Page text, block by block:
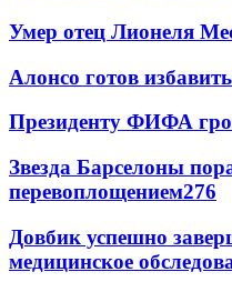
Умер отец Лионеля
Алонсо готов
Президенту ФИФА
Звезда Барселоны
перевоплощением276
Довбик успешно
медицинское